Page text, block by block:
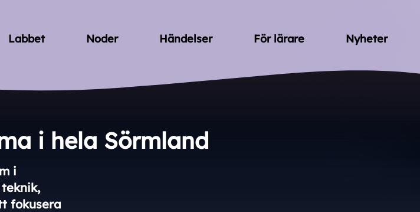
Labbet Noder Händelser För lärare Nyheter
i hela Sörmland
i
fokusera